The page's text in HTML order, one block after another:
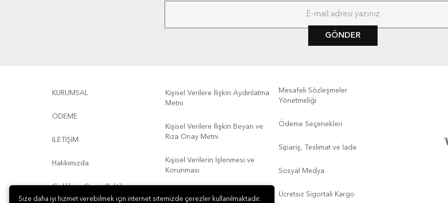
GÖNDER
KURUMSAL
ÖDEME
İLETİŞİM
Hakkımızda
Gizlilik ve Çerez Politikası
Kişisel Verilere İlişkin Aydınlatma
Metni
Kişisel Verilere İlişkin Beyan ve
Rıza Onay Metni
Kişisel Verilerin İşlenmesi ve
Korunması
Kullanım Koşulları
Mesafeli Sözleşmeler
Yönetmeliği
Ödeme Seçenekleri
Sipariş, Teslimat ve İade
Sosyal Medya
Ücretsiz Sigortalı Kargo
Size daha iyi hizmet verebilmek için internet sitemizde çerezler kullanılmaktadır.